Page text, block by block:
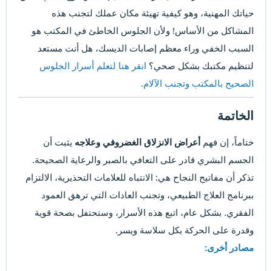
حياتك المهنية، وهو كيفية تهيئة مكان عملك لتجنب هذه
المشاكل من الأساس! ولأن الجلوس الخاطئ في المكتب هو
السبب الخفي وراء معظم إصابات الديسك، هل أنت مستعد
لتنظيم مكتبك بشكل صحي؟ انقر هنا لتعلم أسرار الجلوس
الصحيح بالمكتب وتجنب الآلام.
الخاتمة
ختاماً، إن فهم أعراض الانزلاق الغضروفي وعلاجه يثبت أن
الجسم البشري قادر على التعافي بالصبر والرعاية الصحيحة.
تذكر أن مفاتيح النجاح هي: الانتباه للعلامات التحذيرية، الالتزام
ببرنامج العلاج الطبيعي، وتجنب العادات التي ترهق العمود
الفقري. بشكل عام، اتبع هذه الأسرار، وستحتفل بصحة قوية
وقدرة على الحركة بكل سلاسة ويسر.
مصادر أخرى: